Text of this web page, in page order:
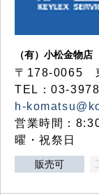
（有）小松金物店
〒178-0065
TEL：03-
h-
営業時間：
曜・祝祭日
販売可